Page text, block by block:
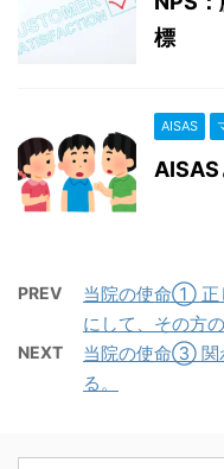
標
AISAS
AISAS
PREV
当院の使命① 正
にして、その方
NEXT
当院の使命③ 関
る。